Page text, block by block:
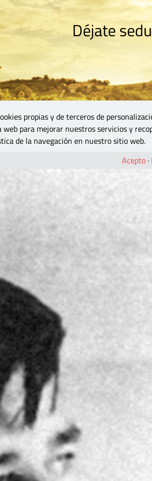
Déjate
propias y de terceros de
para mejorar nuestros servicios y
de la navegación en nuestro sitio web.
Acepto ·